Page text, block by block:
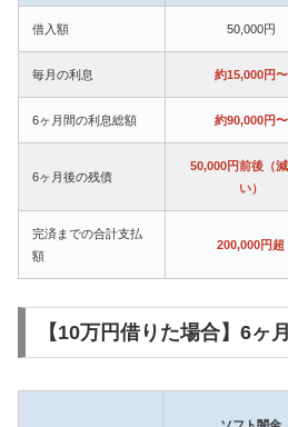
借入額 50,000円
毎月の利息 約15,000円〜
6ヶ月間の利息総額 約90,000円〜
6ヶ月後の残債
50,000円前後（
い）
完済までの合計支払
額
200,000円超
【10万円借りた場合】6ヶ